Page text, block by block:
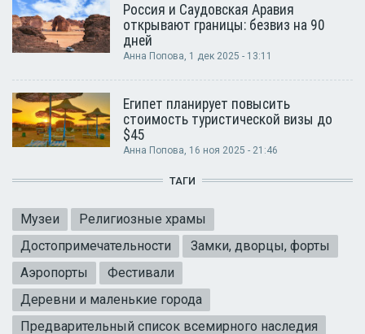
Россия и Саудовская Аравия
открывают границы: безвиз на 90
дней
Анна Попова, 1 дек 2025 - 13:11
Египет планирует повысить
стоимость туристической визы до
$45
Анна Попова, 16 ноя 2025 - 21:46
ТАГИ
Музеи
Религиозные храмы
Достопримечательности
Замки, дворцы, форты
Аэропорты
Фестивали
Деревни и маленькие города
Предварительный список всемирного наследия